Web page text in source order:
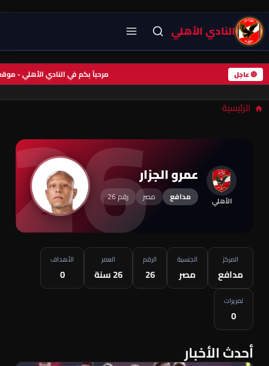
النادي الأهلي
🔴 عاجل مرحباً بكم في النادي الأهلي -
الرئيسية 26 الأهلي
عمرو الجزار
مدافع مصر رقم 26
المركز
مدافع
الجنسية
مصر
الرقم
26
العمر
26 سنة
الأهداف
0
تمريرات
0
أحدث الأخبار